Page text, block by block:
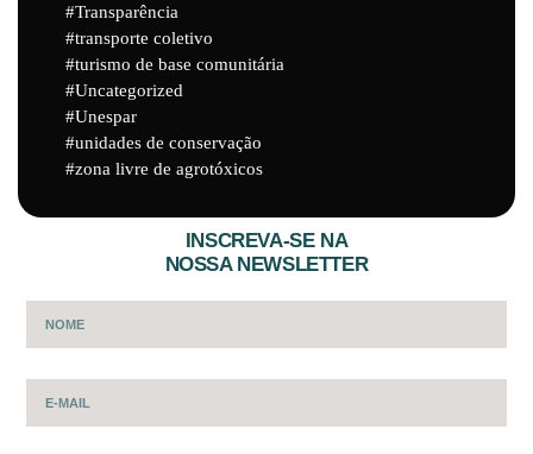
Transparência
transporte coletivo
turismo de base comunitária
Uncategorized
Unespar
unidades de conservação
zona livre de agrotóxicos
INSCREVA-SE NA
NOSSA NEWSLETTER